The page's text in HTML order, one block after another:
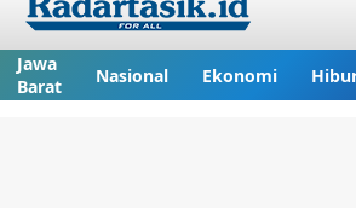
Jawa
Barat
Nasional Ekonomi